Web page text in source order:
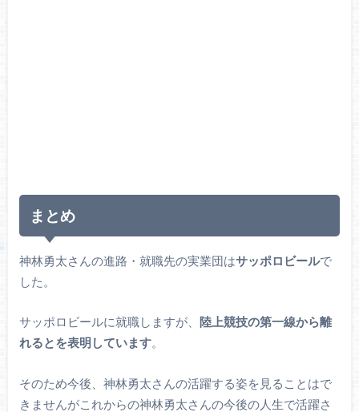
まとめ
神林勇太さんの進路・就職先の実業団はサッポロビールで
した。
サッポロビールに就職しますが、
陸上競技の第一線から離
れるとを表明しています。
そのため今後、神林勇太さんの活躍する姿を見ることはで
きませんがこれからの神林勇太さんの今後の人生で活躍さ